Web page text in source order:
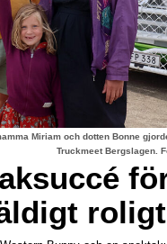
Miriam och dotten Bonne
Truckmeet Bergslagen.